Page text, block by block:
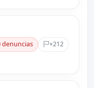
denuncias
+212